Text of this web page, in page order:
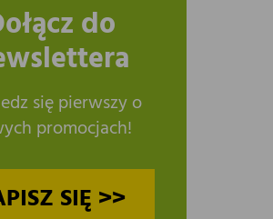
do
się pierwszy o
promocjach!
SIĘ >>